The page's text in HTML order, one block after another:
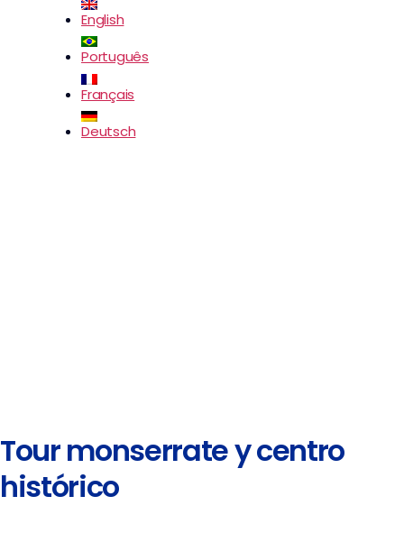
English
Português
Français
Deutsch
Tour monserrate y centro
histórico